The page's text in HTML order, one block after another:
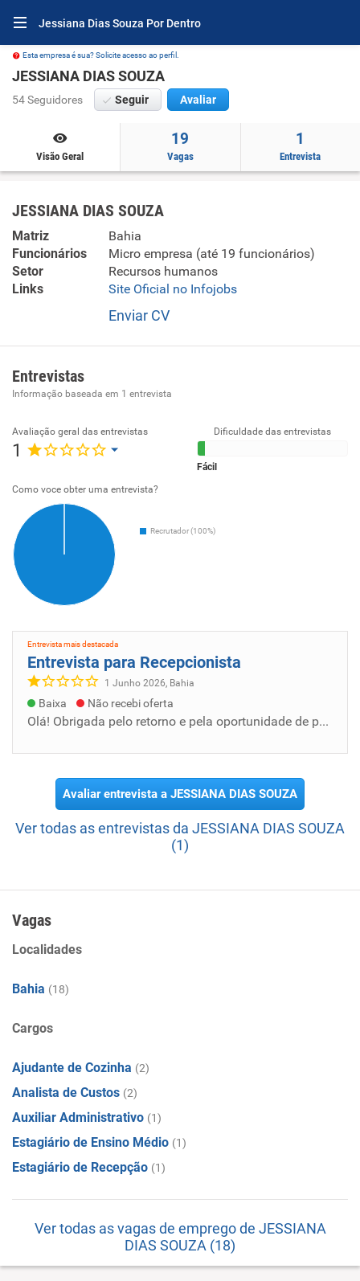
Jessiana Dias Souza Por Dentro
Esta empresa é sua? Solicite acesso ao perfil.
JESSIANA DIAS SOUZA
54 Seguidores Seguir Avaliar
Visão Geral
19
Vagas
1
Entrevista
JESSIANA DIAS SOUZA
Matriz
Bahia
Funcionários
Micro empresa (até 19 funcionários)
Setor
Recursos humanos
Links
Site Oficial no Infojobs
Enviar CV
Nossa empresa atua no ramo de promoção de vendas
Entrevistas
Informação baseada em 1 entrevista
Avaliação geral das entrevistas
1
Dificuldade das entrevistas
Fácil
Como voce obter uma entrevista?
Recrutador (100%)
Entrevista mais destacada
Entrevista para Recepcionista
1 Junho 2026, Bahia
Baixa Não recebi oferta
Olá! Obrigada pelo retorno e pela oportunidade de participar do processo seletivo. Gostaria de saber, se possível, o que pesou na decisão d...
Avaliar entrevista a JESSIANA DIAS SOUZA
Ver todas as entrevistas da JESSIANA DIAS SOUZA
(1)
Vagas
Localidades
Bahia (18)
Cargos
Ajudante de Cozinha (2)
Analista de Custos (2)
Auxiliar Administrativo (1)
Estagiário de Ensino Médio (1)
Estagiário de Recepção (1)
Ver todas as vagas de emprego de JESSIANA
DIAS SOUZA (18)